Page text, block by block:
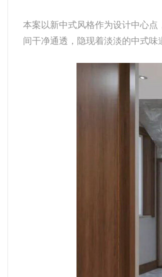
本案以新中式风格作为设计中心
间干净通透，隐现着淡淡的中式味